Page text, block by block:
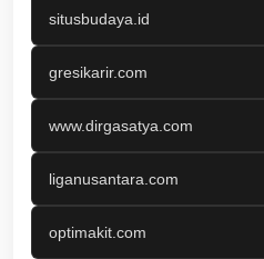
situsbudaya.id
gresikarir.com
www.dirgasatya.com
liganusantara.com
optimakit.com